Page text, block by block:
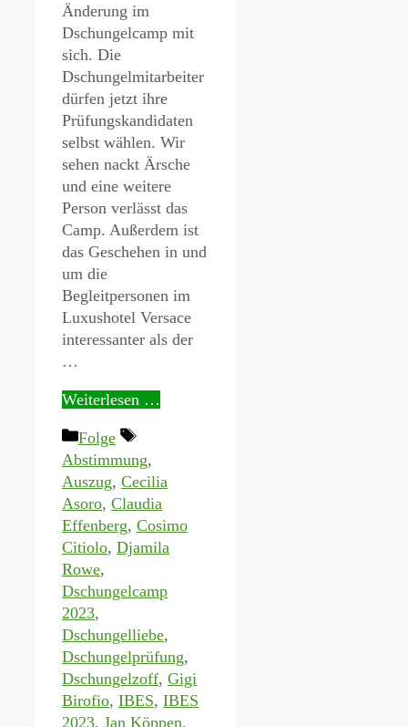
Änderung im
Dschungelcamp mit
sich. Die
Dschungelmitarbeiter
dürfen jetzt ihre
Prüfungskandidaten
selbst wählen. Wir
sehen nackt Ärsche
und eine weitere
Person verlässt das
Camp. Außerdem ist
das Geschehen in und
um die
Begleitpersonen im
Luxushotel Versace
interessanter als der
…
Weiterlesen …
Kategorien
Folge
Schlagwörter
Abstimmung,
Auszug, Cecilia
Asoro, Claudia
Effenberg, Cosimo
Citiolo, Djamila
Rowe,
Dschungelcamp
2023,
Dschungelliebe,
Dschungelprüfung,
Dschungelzoff, Gigi
Birofio, IBES, IBES
2023, Jan Köppen,